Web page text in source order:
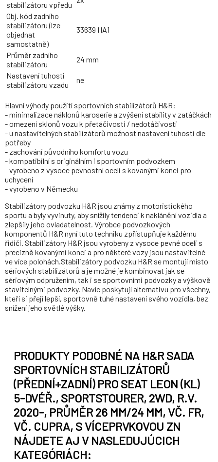
stabilizátoru vpředu
Obj. kód zadního
stabilizátoru (lze
objednat
samostatně)
33639 HA1
Průměr zadního
stabilizátoru
24 mm
Nastavení tuhosti
stabilizátoru vzadu
ne
Hlavní výhody použití sportovních stabilizátorů H&R:
- minimalizace náklonů karoserie a zvýšení stability v zatáčkách
- omezení sklonů vozu k přetáčivosti / nedotáčivosti
- u nastavitelných stabilizátorů možnost nastavení tuhosti dle
potřeby
- zachování původního komfortu vozu
- kompatibilní s originálním i sportovním podvozkem
- vyrobeno z vysoce pevnostní oceli s kovanými konci pro
uchycení
- vyrobeno v Německu
Stabilizátory podvozku H&R jsou známy z motoristického
sportu a byly vyvinuty, aby snížily tendenci k naklánění vozidla a
zlepšily jeho ovladatelnost. Výrobce podvozkových
komponentů H&R nyní tuto techniku zpřístupňuje každému
řidiči. Stabilizátory H&R jsou vyrobeny z vysoce pevné oceli s
precizně kovanými konci a pro některé vozy jsou nastavitelné
ve více polohách.Stabilizátory podvozku H&R se montují místo
sériových stabilizátorů a je možné je kombinovat jak se
sériovým odpružením, tak i se sportovními podvozky a výškově
stavitelnými podvozky. Navíc poskytují alternativu pro všechny,
kteří si přejí lepší, sportovně tuhé nastavení svého vozidla, bez
snížení jeho světlé výšky.
PRODUKTY PODOBNÉ NA H&R SADA
SPORTOVNÍCH STABILIZÁTORŮ
(PŘEDNÍ+ZADNÍ) PRO SEAT LEON (KL)
5-DVÉŘ., SPORTSTOURER, 2WD, R.V.
2020-, PRŮMĚR 26 MM/24 MM, VČ. FR,
VČ. CUPRA, S VÍCEPRVKOVOU ZN
NÁJDETE AJ V NASLEDUJÚCICH
KATEGÓRIÁCH: